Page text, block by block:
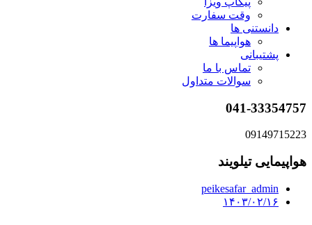
وقت سفارت
دانستنی ها
هواپیما ها
پشتیبانی
تماس با ما
سوالات متداول
041-33354757
09149715223
هواپیمایی تیلویند
peikesafar_admin
۱۴۰۳/۰۲/۱۶